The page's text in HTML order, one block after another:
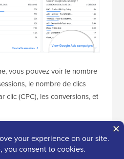
vous pouvez voir le nombre
le nombre de clics
clic (CPC), les conversions, et
de ce rapport, vous
obtiennent les